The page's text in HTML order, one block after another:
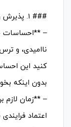
### ۱. پذیرش و پردازش احساسات خود
– **احساسات
ناامیدی، و
کنید این
بدون اینکه
– **زمان لازم
اعتماد